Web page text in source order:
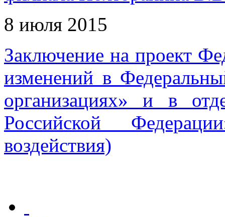
8 июля 2015
Заключение на проект
изменений в
организациях» и в
Российской
воздействия)